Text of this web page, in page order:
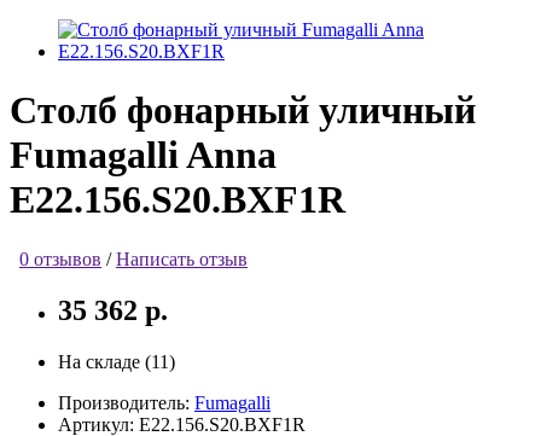
Столб фонарный уличный
Fumagalli Anna
E22.156.S20.BXF1R
0 отзывов /Написать отзыв
35 362 р.
На складе (11)
Производитель: Fumagalli
Артикул: E22.156.S20.BXF1R